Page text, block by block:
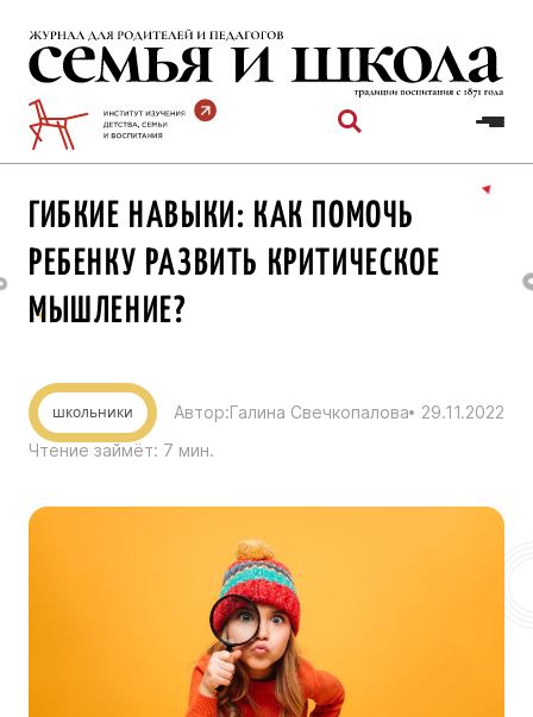
содержимому
ГИБКИЕ НАВЫКИ: КАК ПОМОЧЬ
РЕБЕНКУ РАЗВИТЬ КРИТИЧЕСКОЕ
МЫШЛЕНИЕ?
школьники Автор:Галина Свечкопалова
29.11.2022
Чтение займёт: 7 мин.